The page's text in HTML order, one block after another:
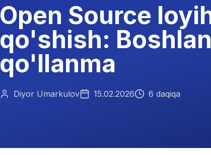
Open Source
qo'shish:
qo'llanma
Diyor Umarkulov 15.02.2026 6 daqiqa